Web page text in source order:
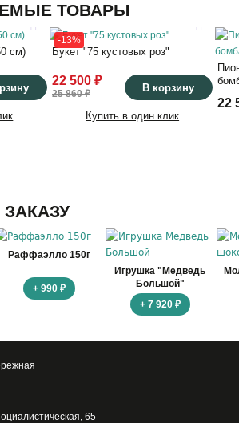
ТОВАРЫ
см)
-13%
Букет "75 кустовых роз"
22 500 ₽
25 860 ₽ В корзину
Купить в один клик
22
Раффаэлло 150г
+ 990 ₽
Игрушка "Медведь
Большой"
+ 7 920 ₽
65